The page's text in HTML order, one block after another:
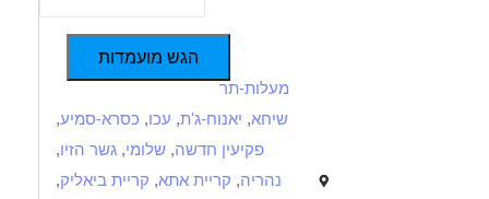
הגש מועמדות
מעלות-תר
שיחא, יאנוח-ג'ת, עכו, כסרא-סמיע,
פקיעין חדשה, שלומי, גשר הזיו,
נהריה, קריית אתא, קריית ביאליק,